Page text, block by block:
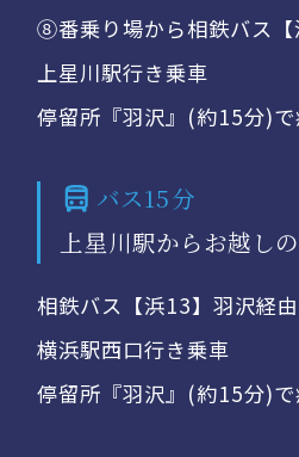
⑧番乗り場から相鉄バス
上星川駅行き乗車
停留所『羽沢』(約15分)
バス15分
上星川駅からお越し
相鉄バス【浜13】羽沢経由
横浜駅西口行き乗車
停留所『羽沢』(約15分)